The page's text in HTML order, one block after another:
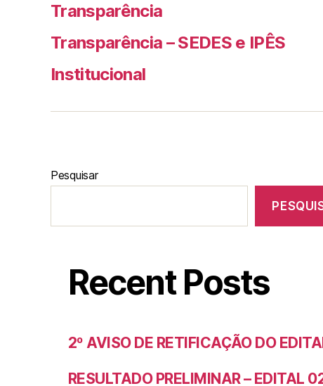
Transparência
Transparência – SEDES e IPÊS
Institucional
Pesquisar
Recent Posts
2º AVISO DE RETIFICAÇÃO DO
RESULTADO PRELIMINAR – EDITAL